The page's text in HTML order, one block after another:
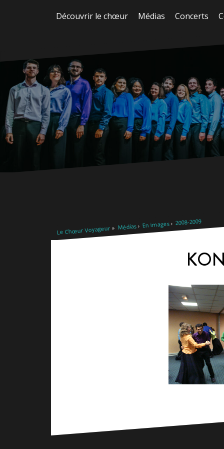
Découvrir le chœur Médias Concerts
Le Chœur Voyageur Médias En images 2008-2009